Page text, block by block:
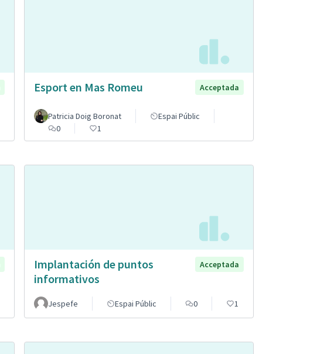
Esport en Mas Romeu Acceptada
Patricia Doig Boronat
Espai Públic
0
1
Implantación de puntos
informativos
Acceptada
Jespefe Espai Públic 0 1